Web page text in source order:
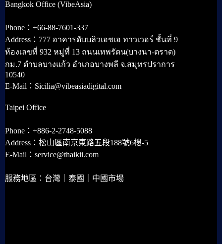
Bangkok Office (VibeAsia)
Phone：+66-88-7601-337
Address：777 อาคารดับบลิวเอชเอ ทาวเวอร์ ชั้นที่ 9
ห้องเลขที่ 932 หมู่ที่ 13 ถนนเทพรัตน(บางนา-ตราด)
กม.7 ตำบลบางแก้ว อำเภอบางพลี จ.สมุทรปราการ
10540
E-Mail：Sicilia@vibeasiadigital.com
Taipei Office
Phone：+886-2-2748-5088
Address：松山區南京東路五段188號6樓-5
E-Mail：service@thaikii.com
服務地區：台灣｜泰國｜中國市場